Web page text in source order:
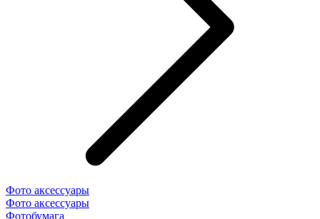
Фото аксессуары
Фото аксессуары
Фотобумага